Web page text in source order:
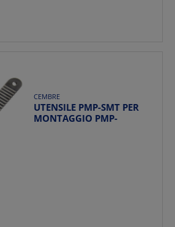
CEMBRE
UTENSILE PMP-SMT PER
MONTAGGIO PMP-